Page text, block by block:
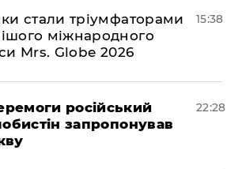
стали тріумфаторами
міжнародного
Mrs. Globe 2026
15:38
російський
запропонував
22:28